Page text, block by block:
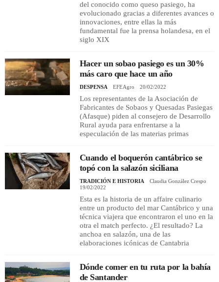
del conocido como queso pasiego, ha
evolucionado gracias a diferentes avances o
innovaciones, entre ellas la más
fundamental fue la prensa holandesa, en el
siglo XIX
Hacer un sobao pasiego es un 30%
más caro que hace un año
DESPENSA EFEAgro 20/02/2022
Los representantes de la Asociación de
Fabricantes de Sobaos y Quesadas Pasiegas
(Afasque) piden al consejero de Desarrollo
Rural ayuda para enfrentarse a la
especulación de las materias primas
Cuando el boquerón cantábrico se
topó con la salazón siciliana
TRADICIÓN E HISTORIA
Claudia González Crespo
19/02/2022
Esta es la historia de un affaire culinario
entre un producto del mar Cantábrico y una
técnica viajera que encontraron el uno en la
otra el match perfecto. ¿El resultado? La
anchoa en salazón, una de las
elaboraciones icónicas de Cantabria
Dónde comer en tu ruta por la bahía
de Santander